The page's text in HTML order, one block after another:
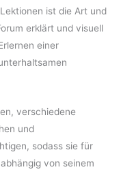
ist die Art und
erklärt und visuell
einer
verschiedene
und
sodass sie für
von seinem